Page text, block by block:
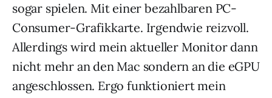
sogar spielen. Mit einer bezahlbaren PC-
Consumer-Grafikkarte. Irgendwie reizvoll.
Allerdings wird mein aktueller Monitor dann
nicht mehr an den Mac sondern an die eGPU
angeschlossen. Ergo funktioniert mein